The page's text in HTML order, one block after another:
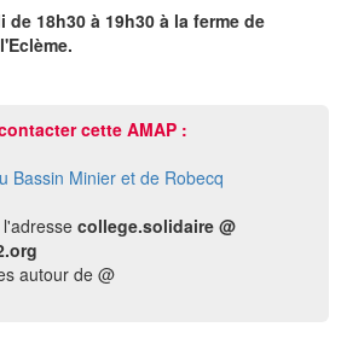
18h30 à 19h30 à la ferme de
cette AMAP :
Bassin Minier et de Robecq
college.solidaire @
autour de @